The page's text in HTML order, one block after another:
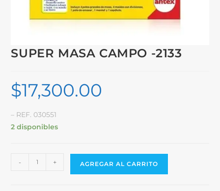
SUPER MASA CAMPO -2133
$17,300.00
– REF. 030551
2 disponibles
- + AGREGAR AL CARRITO